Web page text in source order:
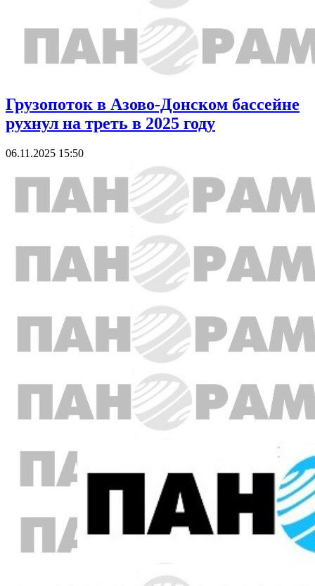
Грузопоток в Азово-Донском бассейне
рухнул на треть в 2025 году
06.11.2025 15:50